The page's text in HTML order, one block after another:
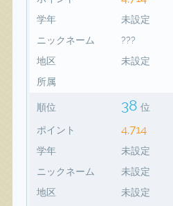
学年
未設定
ニックネーム
???
地区
未設定
所属
順位 38 位
ポイント 4,714
学年
未設定
ニックネーム
未設定
地区
未設定